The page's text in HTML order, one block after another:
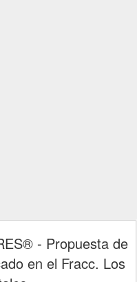
- Propuesta de
en el Fracc. Los